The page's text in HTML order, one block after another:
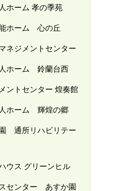
ホーム 孝の季苑
ホーム 心の丘
ネジメントセンター
ホーム 鈴蘭台西
ントセンター 煌奏館
ホーム 輝煌の郷
通所リハビリテー
ウス グリーンヒル
センター あすか園